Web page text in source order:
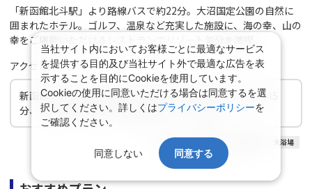
「新函館北斗駅」より路線バスで約22分。大沼国定公園の自然に
囲まれたホテル。ゴルフ、温泉など充実した施設に、海の幸、山の
幸をご堪能いただけるレストランでリゾート気分を満喫。
アクセス
新函館北斗駅より路線バスで18分、JR函館駅より車で約45
分、大沼公園駅より無料定期送迎バスにて10分
ホテル 天然温泉 大浴場
当社サイト内においてお客様ごとに最適なサービス
を提供する目的及び当社サイト外で最適な広告を表
示することを目的にCookieを使用しています。
Cookieの使用に同意いただける場合は同意するを選
択してください。詳しくはプライバシーポリシーを
ご確認ください。
同意しない 同意する